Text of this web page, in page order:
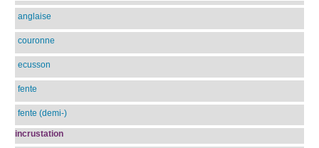
anglaise
couronne
ecusson
fente
fente (demi-)
incrustation